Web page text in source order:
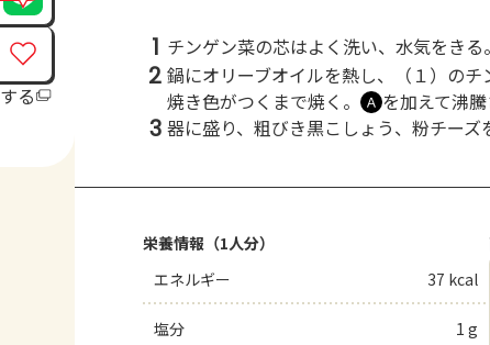
る
1 チンゲン菜の芯はよく洗い、水気をきる。
2 鍋にオリーブオイルを熱し、（１）の
焼き色がつくまで焼く。
Ａ を加えて沸
3 器に盛り、粗びき黒こしょう、粉チーズ
栄養情報（1人分）
エネルギー
37 kcal
塩分 1 g